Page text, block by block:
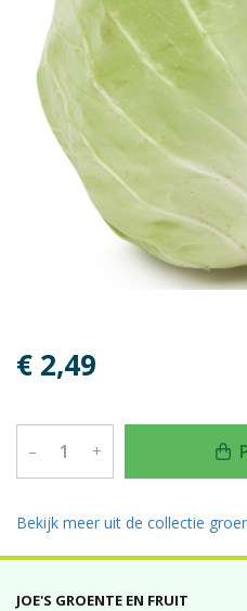
€ 2,49
– +
Bekijk meer uit de collectie
JOE'S GROENTE EN FRUIT